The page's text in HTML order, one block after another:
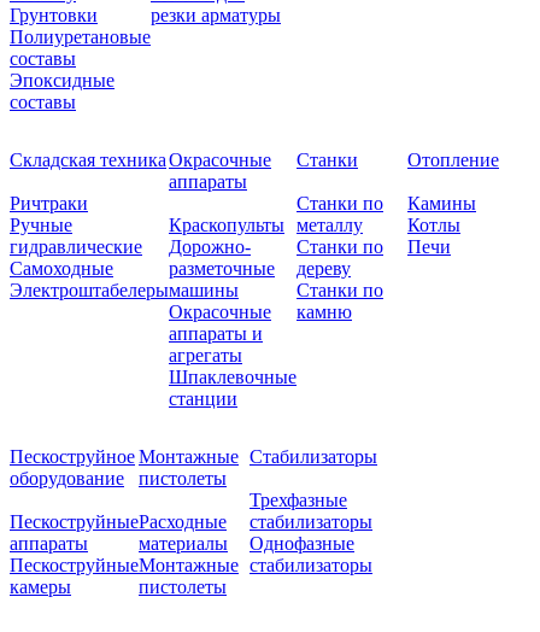
Грунтовки
Полиуретановые
составы
Эпоксидные
составы
резки арматуры
Складская техника
Ричтраки
Ручные
гидравлические
Самоходные
Электроштабелеры
Окрасочные
аппараты
Краскопульты
Дорожно-
разметочные
машины
Окрасочные
аппараты и
агрегаты
Шпаклевочные
станции
Станки
Станки по
металлу
Станки по
дереву
Станки по
камню
Отопление
Камины
Котлы
Печи
Пескоструйное
оборудование
Пескоструйные
аппараты
Пескоструйные
камеры
Монтажные
пистолеты
Расходные
материалы
Монтажные
пистолеты
Стабилизаторы
Трехфазные
стабилизаторы
Однофазные
стабилизаторы